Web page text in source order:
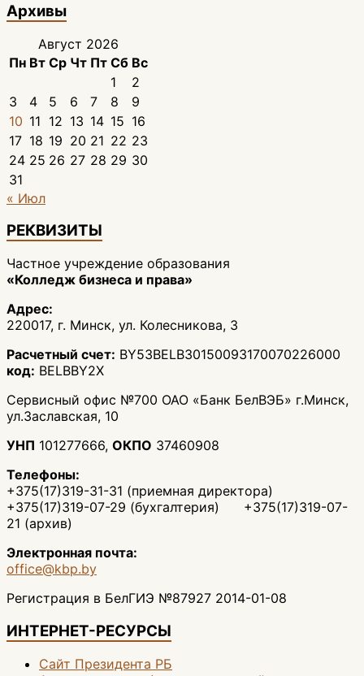
РУБРИКЕ
Архивы
Август 2026
Пн Вт Ср Чт Пт Сб Вс
1
2
3
4 5 6 7 8
9
10 11 12 13 14 15 16
17 18 19 20 21 22 23
24 25 26 27 28 29 30
31
« Июл
РЕКВИЗИТЫ
Частное учреждение образования
«Колледж бизнеса и права»
Адрес:
220017, г. Минск, ул. Колесникова, 3
Расчетный счет: BY53BELB30150093170070226000
код: BELBBY2X
Сервисный офис №700 ОАО «Банк БелВЭБ» г.Минск,
ул.Заславская, 10
УНП 101277666, ОКПО 37460908
Телефоны:
+375(17)319-31-31 (приемная директора)
+375(17)319-07-29 (бухгалтерия) +375(17)319-07-
21 (архив)
Электронная почта:
office@kbp.by
Регистрация в БелГИЭ №87927 2014-01-08
ИНТЕРНЕТ-РЕСУРСЫ
Сайт Президента РБ